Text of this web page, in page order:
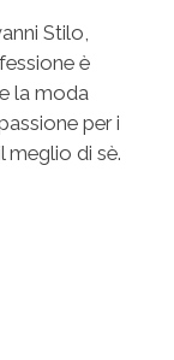
Stilo,
è
la moda
per i
meglio di sè.